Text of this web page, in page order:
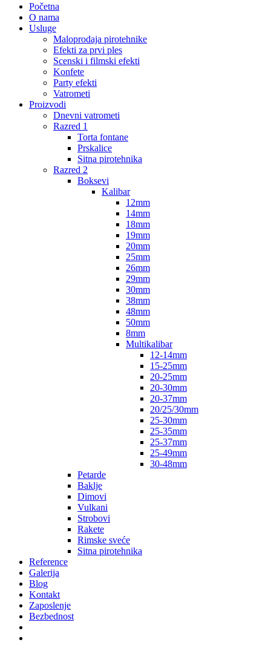
Početna
O nama
Usluge
Maloprodaja pirotehnike
Efekti za prvi ples
Scenski i filmski efekti
Konfete
Party efekti
Vatrometi
Proizvodi
Dnevni vatrometi
Razred 1
Torta fontane
Prskalice
Sitna pirotehnika
Razred 2
Boksevi
Kalibar
12mm
14mm
18mm
19mm
20mm
25mm
26mm
29mm
30mm
38mm
48mm
50mm
8mm
Multikalibar
12-14mm
15-25mm
20-25mm
20-30mm
20-37mm
20/25/30mm
25-30mm
25-35mm
25-37mm
25-49mm
30-48mm
Petarde
Baklje
Dimovi
Vulkani
Strobovi
Rakete
Rimske sveće
Sitna pirotehnika
Reference
Galerija
Blog
Kontakt
Zaposlenje
Bezbednost